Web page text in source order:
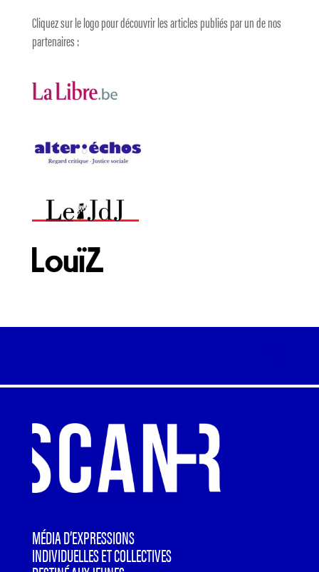
Cliquez sur le logo pour découvrir les articles publiés par un de nos
partenaires :
MÉDIA D’EXPRESSIONS
INDIVIDUELLES ET COLLECTIVES